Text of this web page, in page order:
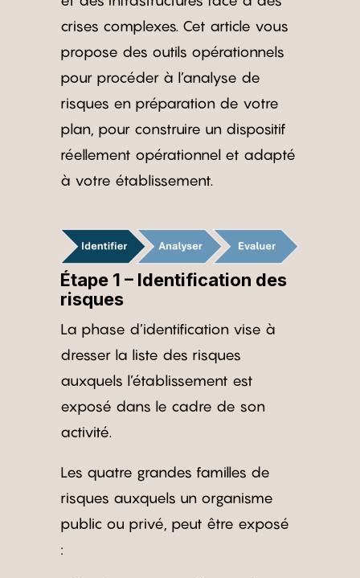
crises complexes. Cet article vous
propose des outils opérationnels
pour procéder à l’analyse de
risques en préparation de votre
plan, pour construire un dispositif
réellement opérationnel et adapté
à votre établissement.
Étape 1 – Identification des
risques
La phase d’identification vise à
dresser la liste des risques
auxquels l’établissement est
exposé dans le cadre de son
activité.
Les quatre grandes familles de
risques auxquels un organisme
public ou privé, peut être exposé
: